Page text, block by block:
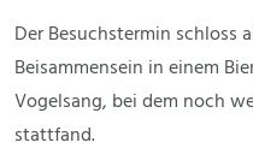
Der Besuchstermin schloss
Beisammensein in einem
Vogelsang, bei dem noch
stattfand.